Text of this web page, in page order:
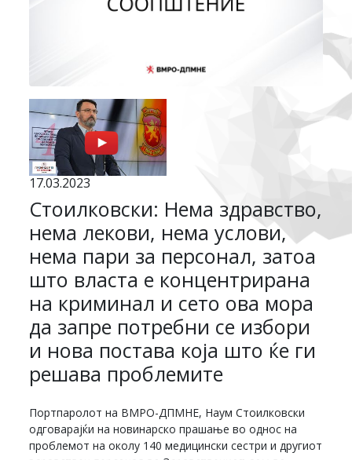
17.03.2023
Стоилковски: Нема здравство,
нема лекови, нема услови,
нема пари за персонал, затоа
што власта е концентрирана
на криминал и сето ова мора
да запре потребни се избори
и нова постава која што ќе ги
решава проблемите
Портпаролот на ВМРО-ДПМНЕ, Наум Стоилковски
одговарајќи на новинарско прашање во однос на
проблемот на околу 140 медицински сестри и другиот